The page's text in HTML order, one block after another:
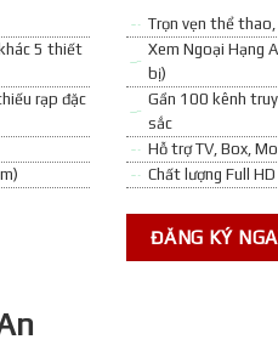
5 thiết
rạp đặc
Trọn vẹn thể
Xem Ngoại Hạng
bị)
Gần 100 kênh
sắc
Hỗ trợ TV, Box,
Chất lượng Full
ĐĂNG KÝ